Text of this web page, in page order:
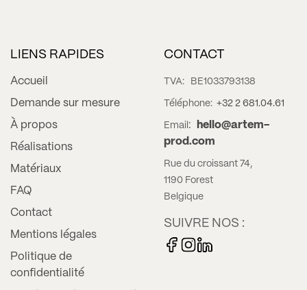
LIENS RAPIDES
Accueil
Demande sur mesure
À propos
Réalisations
Matériaux
FAQ
Contact
Mentions légales
Politique de
confidentialité
CONTACT
TVA: BE1033793138
Téléphone: +32 2 681.04.61
Email :
hello@artem-
prod.com
Rue du croissant 74,
1190 Forest
Belgique
SUIVRE NOS :